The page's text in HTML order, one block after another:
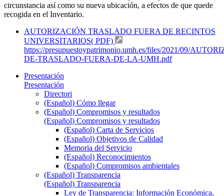
circunstancia así como su nueva ubicación, a efectos de que quede
recogida en el Inventario.
AUTORIZACIÓN TRASLADO FUERA DE RECINTOS
UNIVERSITARIOS( PDF)
https://presupuestoypatrimonio.umh.es/files/2021/09/
DE-TRASLADO-FUERA-DE-LA-UMH.pdf
Presentación
Presentación
Directori
(Español) Cómo llegar
(Español) Compromisos y resultados
(Español) Compromisos y resultados
(Español) Carta de Servicios
(Español) Objetivos de Calidad
Memoria del Servicio
(Español) Reconocimientos
(Español) Compromisos ambientales
(Español) Transparencia
(Español) Transparencia
Ley de Transparencia: Información Económica,